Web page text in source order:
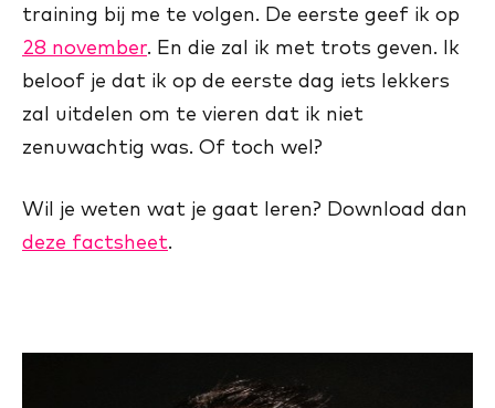
training bij me te volgen. De eerste geef ik op
28 november. En die zal ik met trots geven. Ik
beloof je dat ik op de eerste dag iets lekkers
zal uitdelen om te vieren dat ik niet
zenuwachtig was. Of toch wel?
Wil je weten wat je gaat leren? Download dan
deze factsheet.